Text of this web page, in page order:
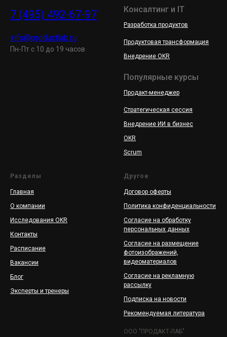
7 (495) 492-67-97
info@productlab.ru
Пн-Пт с 10 до 19 часов
Консалтинг и IT
Разработка продуктов
Продуктовая трансформация
Внедрение OKR
Популярные курсы
Продакт-менеджер
Стратегическая сессия
Внедрение ИИ в бизнес
OKR
Scrum
Разделы
Главная
О компании
Исследования OKR
Контакты
Расписание
Вакансии
Блог
Эксперты и тренеры
Другое
Договор оферты
Политика конфиденциальности
Согласие на обработку
персональных данных
Согласие на размещение
фотоизображений,
видеоматериалов
Согласие на рекламную
рассылку
Подписка на новости
Рекомендуемая литература
ООО "ПРОДАКТ-ЛАБ"